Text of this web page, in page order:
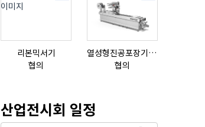
리본믹서기
협의
열성형진공포장기 표준형 모델 OMNIVAC S-200
협의
산업전시회 일정